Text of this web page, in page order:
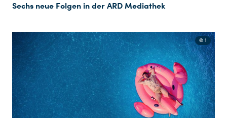
Sechs neue Folgen in der ARD Mediathek
© 1